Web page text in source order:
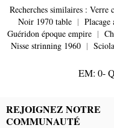
Recherches similaires : Verre
Noir 1970 table | Placage
Guéridon époque empire |
Nisse strinning 1960 |
EM: 0-
REJOIGNEZ NOTRE
COMMUNAUTÉ